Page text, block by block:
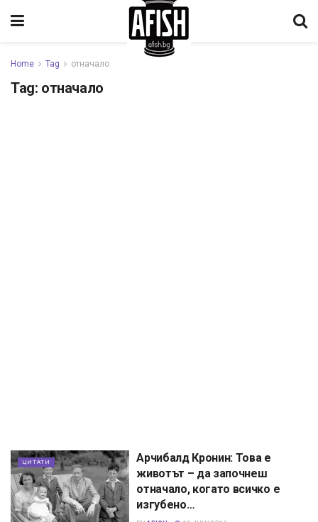
Home Tag отначало
Tag: отначало
ЦИТАТИ
Арчибалд Кронин: Това е
животът – да започнеш
отначало, когато всичко е
изгубено…